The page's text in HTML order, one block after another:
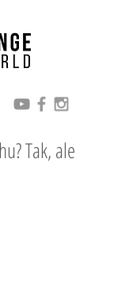
Tak, ale